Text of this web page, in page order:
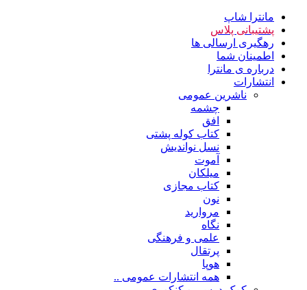
مانترا شاپ
پشتیبانی پلاس
رهگیری ارسالی ها
اطمینان شما
درباره ی مانترا
انتشارات
ناشرین عمومی
چشمه
افق
کتاب کوله پشتی
نسل نواندیش
آموت
میلکان
کتاب مجازی
نون
مروارید
نگاه
علمی و فرهنگی
پرتقال
هوپا
همه انتشارات عمومی ..